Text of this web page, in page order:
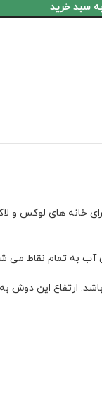
سبد خرید
خانه های لوکس
به تمام نقاط می
ارتفاع این دوش